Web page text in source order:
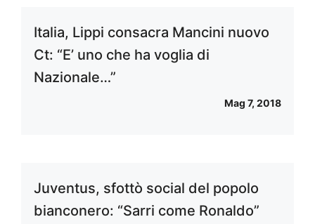
Italia, Lippi consacra Mancini nuovo
Ct: “E’ uno che ha voglia di
Nazionale…”
Mag 7, 2018
Juventus, sfottò social del popolo
bianconero: “Sarri come Ronaldo”